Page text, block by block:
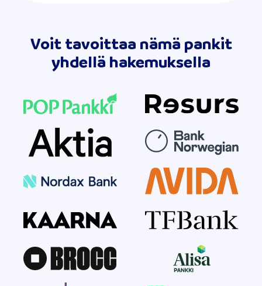
Voit tavoittaa nämä pankit
yhdellä hakemuksella